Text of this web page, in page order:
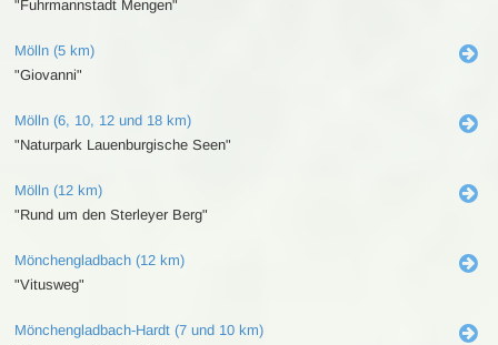
"Fuhrmannstadt Mengen"
Mölln (5 km)
"Giovanni"
Mölln (6, 10, 12 und 18 km)
"Naturpark Lauenburgische Seen"
Mölln (12 km)
"Rund um den Sterleyer Berg"
Mönchengladbach (12 km)
"Vitusweg"
Mönchengladbach-Hardt (7 und 10 km)